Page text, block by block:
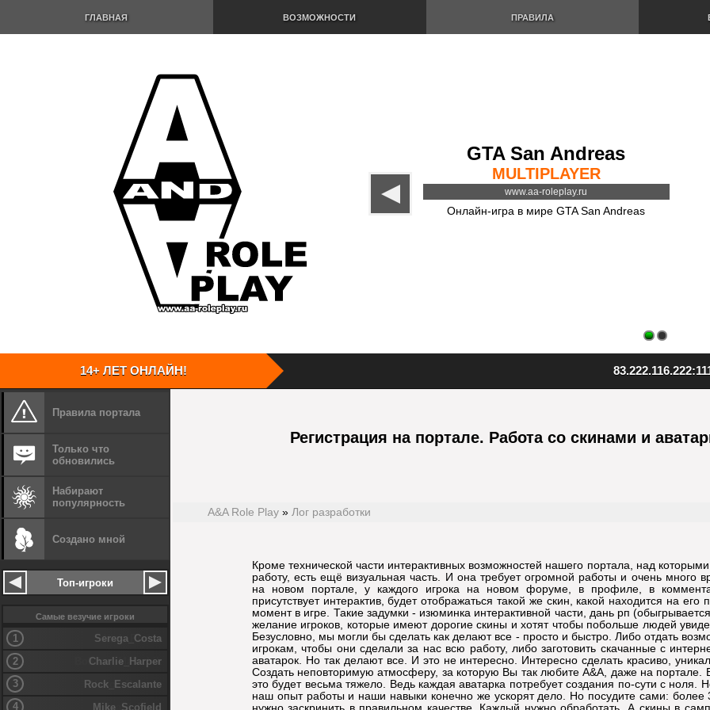
ГЛАВНАЯ ВОЗМОЖНОСТИ ПРАВИЛА
GTA San Andreas
MULTIPLAYER
Онлайн-игра в мире GTA San Andreas
www.aa-roleplay.ru
14+ ЛЕТ ОНЛАЙН!
Запустите скачанный файл игры
Укажите путь установки
Установите игру
Шаг 1 Установите игру
Запустите скачанный файл клиента
Укажите путь к установленной игре
Внизу в клиенте выберите
В верхнем меню нажмите
Регистрация на портале. Работа со скинами и
A&A Role Play » Лог разработки
Кроме технической части интерактивных возможностей нашего портала, над
работу, есть ещё визуальная часть. И она требует огромной работы и очень много
на новом портале, у каждого игрока на новом форуме, в профиле, в
присутствует интерактив, будет отображаться такой же скин, какой находится на
момент в игре. Такие задумки - изюминка интерактивной части, дань рп
желание игроков, которые имеют дорогие скины и хотят чтобы побольше людей
Безусловно, мы могли бы сделать как делают все - просто и быстро. Либо отдать
игрокам, чтобы они сделали за нас всю работу, либо заготовить скачанные с
аватарок. Но так делают все. И это не интересно. Интересно сделать красиво,
Создать неповторимую атмосферу, за которую Вы так любите A&A, даже на портале.
это будет весьма тяжело. Ведь каждая аватарка потребует создания по-сути с ноля.
наш опыт работы и наши навыки конечно же ускорят дело. Но посудите сами: более
Правила портала
Только что
обновились
Набирают
популярность
Создано мной
Топ-игроки
Самые везучие игроки
1
Serega_Costa
2
Charlie_Harper
3
Rock_Escalante
4
Mike_Scofield